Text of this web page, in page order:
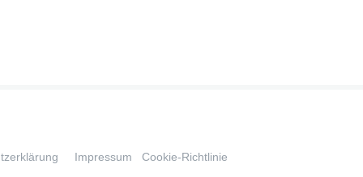
Impressum Cookie-Richtlinie